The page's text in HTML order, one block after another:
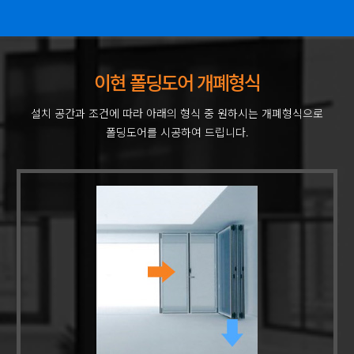
이현 폴딩도어 개폐형식
설치 공간과 조건에 따라 아래의 형식 중 원하시는 개폐형식으로
폴딩도어를 시공하여 드립니다.